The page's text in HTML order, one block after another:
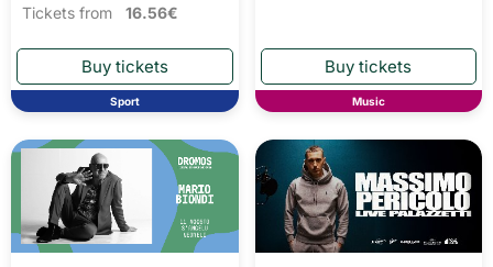
Tickets from 16.56€
Sport Music